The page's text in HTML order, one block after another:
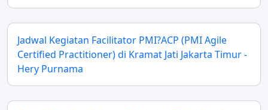
Jadwal Kegiatan Facilitator PMI?ACP (PMI Agile
Certified Practitioner) di Kramat Jati Jakarta Timur -
Hery Purnama